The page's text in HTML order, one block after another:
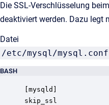
Die SSL-Verschlüsselung
deaktiviert werden. Dazu legt
Datei
/etc/mysql/
BASH
[mysqld]
skip_ssl